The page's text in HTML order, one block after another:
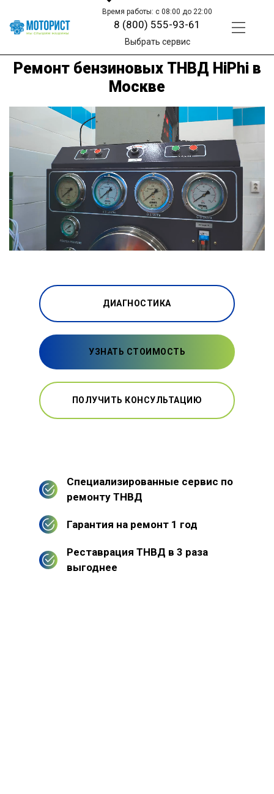
Время работы: с 08:00 до 22:00
8 (800) 555-93-61
Выбрать сервис
Ремонт бензиновых ТНВД HiPhi в
Москве
ДИАГНОСТИКА
УЗНАТЬ СТОИМОСТЬ
ПОЛУЧИТЬ КОНСУЛЬТАЦИЮ
Специализированные сервис по
ремонту ТНВД
Гарантия на ремонт 1 год
Реставрация ТНВД в 3 раза
выгоднее